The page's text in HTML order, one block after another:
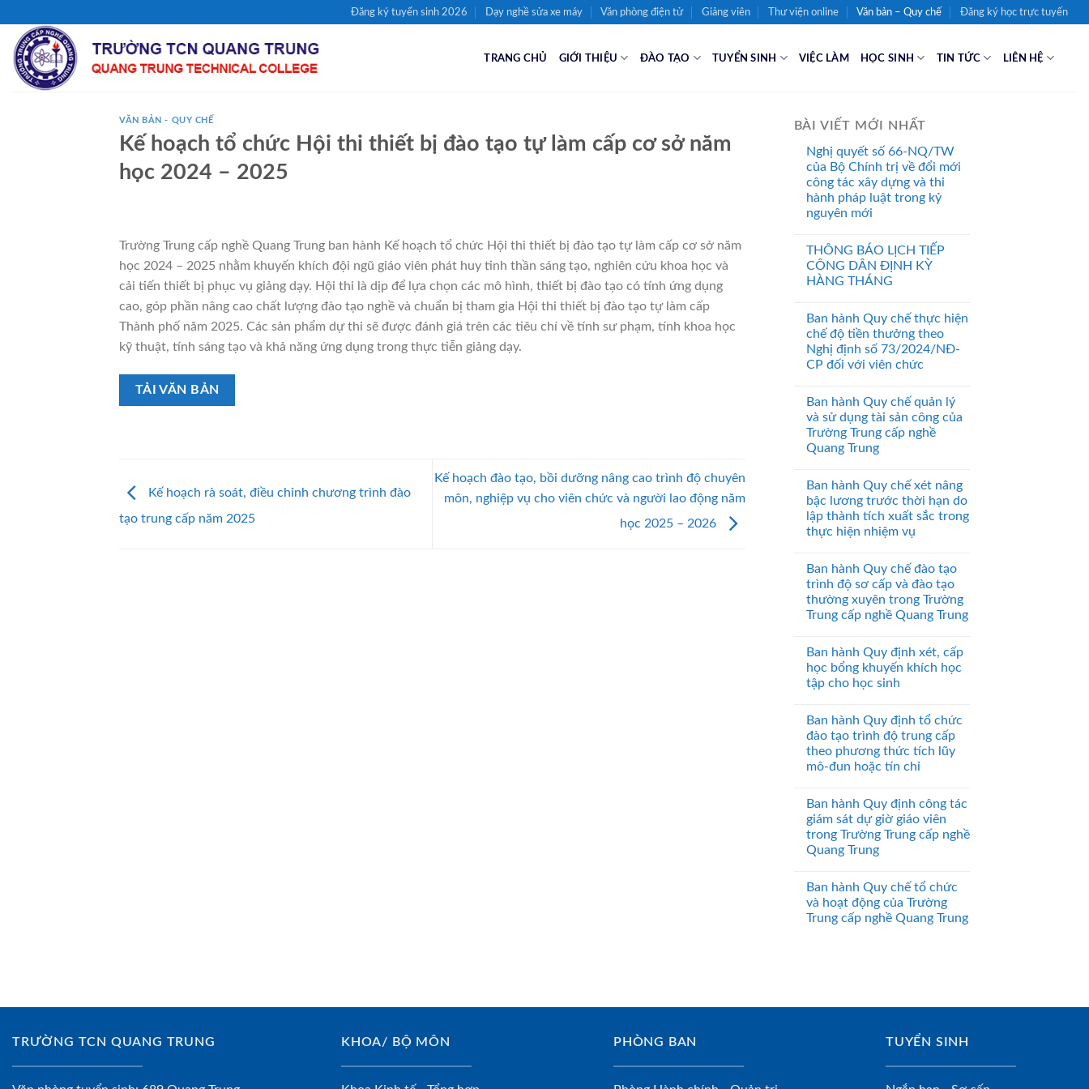
nội
dung
Đăng ký tuyển sinh 2026 Dạy nghề sửa xe máy Văn phòng điện tử Giảng viên Thư viện online Văn bản – Quy chế Đăng ký học trực tuyến
TRANG CHỦ GIỚI THIỆU ĐÀO TẠO TUYỂN SINH VIỆC LÀM HỌC SINH TIN TỨC LIÊN HỆ
VĂN BẢN - QUY CHẾ
Kế hoạch tổ chức Hội thi thiết bị đào tạo tự làm cấp cơ sở năm
học 2024 – 2025
Trường Trung cấp nghề Quang Trung ban hành Kế hoạch tổ chức Hội thi thiết bị đào tạo tự làm cấp cơ sở năm
học 2024 – 2025 nhằm khuyến khích đội ngũ giáo viên phát huy tinh thần sáng tạo, nghiên cứu khoa học và
cải tiến thiết bị phục vụ giảng dạy. Hội thi là dịp để lựa chọn các mô hình, thiết bị đào tạo có tính ứng dụng
cao, góp phần nâng cao chất lượng đào tạo nghề và chuẩn bị tham gia Hội thi thiết bị đào tạo tự làm cấp
Thành phố năm 2025. Các sản phẩm dự thi sẽ được đánh giá trên các tiêu chí về tính sư phạm, tính khoa học
kỹ thuật, tính sáng tạo và khả năng ứng dụng trong thực tiễn giảng dạy.
TẢI VĂN BẢN
Kế hoạch rà soát, điều chỉnh chương trình đào
tạo trung cấp năm 2025
Kế hoạch đào tạo, bồi dưỡng nâng cao trình độ chuyên
môn, nghiệp vụ cho viên chức và người lao động năm
học 2025 – 2026
BÀI VIẾT MỚI NHẤT
Nghị quyết số 66-NQ/TW
của Bộ Chính trị về đổi mới
công tác xây dựng và thi
hành pháp luật trong kỷ
nguyên mới
THÔNG BÁO LỊCH TIẾP
CÔNG DÂN ĐỊNH KỲ
HÀNG THÁNG
Ban hành Quy chế thực hiện
chế độ tiền thưởng theo
Nghị định số 73/2024/NĐ-
CP đối với viên chức
Ban hành Quy chế quản lý
và sử dụng tài sản công của
Trường Trung cấp nghề
Quang Trung
Ban hành Quy chế xét nâng
bậc lương trước thời hạn do
lập thành tích xuất sắc trong
thực hiện nhiệm vụ
Ban hành Quy chế đào tạo
trình độ sơ cấp và đào tạo
thường xuyên trong Trường
Trung cấp nghề Quang Trung
Ban hành Quy định xét, cấp
học bổng khuyến khích học
tập cho học sinh
Ban hành Quy định tổ chức
đào tạo trình độ trung cấp
theo phương thức tích lũy
mô-đun hoặc tín chỉ
Ban hành Quy định công tác
giám sát dự giờ giáo viên
trong Trường Trung cấp nghề
Quang Trung
Ban hành Quy chế tổ chức
và hoạt động của Trường
Trung cấp nghề Quang Trung
TRƯỜNG TCN QUANG TRUNG KHOA/ BỘ MÔN PHÒNG BAN TUYỂN SINH